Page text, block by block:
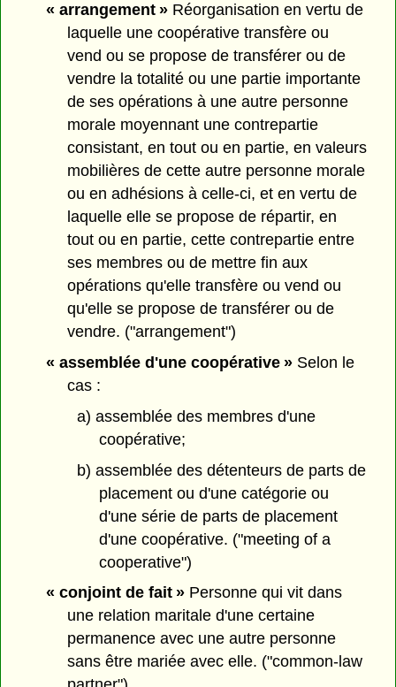
« arrangement »Réorganisation en vertu de
laquelle une coopérative transfère ou
vend ou se propose de transférer ou de
vendre la totalité ou une partie importante
de ses opérations à une autre personne
morale moyennant une contrepartie
consistant, en tout ou en partie, en valeurs
mobilières de cette autre personne morale
ou en adhésions à celle-ci, et en vertu de
laquelle elle se propose de répartir, en
tout ou en partie, cette contrepartie entre
ses membres ou de mettre fin aux
opérations qu'elle transfère ou vend ou
qu'elle se propose de transférer ou de
vendre. ("arrangement")
« assemblée d'une coopérative »Selon le
cas :
a) assemblée des membres d'une
coopérative;
b) assemblée des détenteurs de parts de
placement ou d'une catégorie ou
d'une série de parts de placement
d'une coopérative. ("meeting of a
cooperative")
« conjoint de fait »Personne qui vit dans
une relation maritale d'une certaine
permanence avec une autre personne
sans être mariée avec elle. ("common-law